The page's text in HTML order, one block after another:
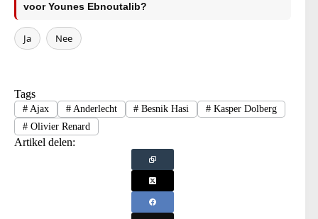
voor Younes Ebnoutalib?
Ja Nee
Tags
#Ajax #Anderlecht # Besnik Hasi # Kasper Dolberg
#Olivier Renard
Artikel delen: